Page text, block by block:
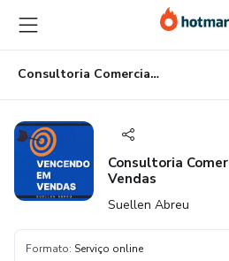
para
o
conteúdo
principal
para
o
pagamento
para
o
rodapé
Consultoria Comercial - Vencendo em Vendas
Consultoria
Vendas
Suellen Abreu
Formato: Serviço online